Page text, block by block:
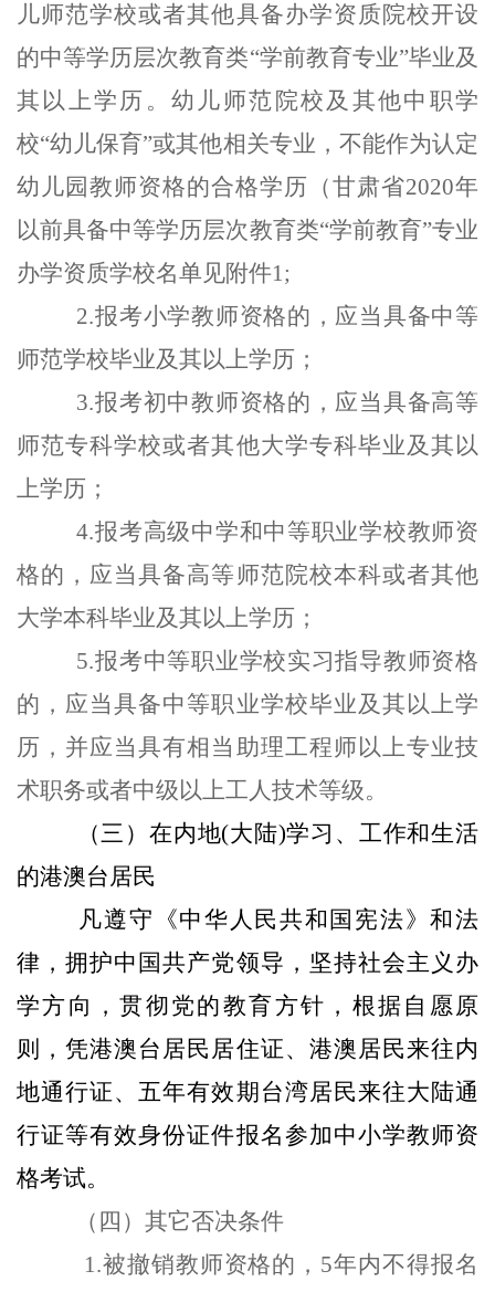
儿师范学校或者其他具备办学资质院校开设
的中等学历层次教育类“学前教育专业”毕业及
其以上学历。幼儿师范院校及其他中职学
校“幼儿保育”或其他相关专业，不能作为认定
幼儿园教师资格的合格学历（甘肃省2020年
以前具备中等学历层次教育类“学前教育”专业
办学资质学校名单见附件1;
2.报考小学教师资格的，应当具备中等
师范学校毕业及其以上学历；
3.报考初中教师资格的，应当具备高等
师范专科学校或者其他大学专科毕业及其以
上学历；
4.报考高级中学和中等职业学校教师资
格的，应当具备高等师范院校本科或者其他
大学本科毕业及其以上学历；
5.报考中等职业学校实习指导教师资格
的，应当具备中等职业学校毕业及其以上学
历，并应当具有相当助理工程师以上专业技
术职务或者中级以上工人技术等级。
（三）在内地(大陆)学习、工作和生活
的港澳台居民
凡遵守《中华人民共和国宪法》和法
律，拥护中国共产党领导，坚持社会主义办
学方向，贯彻党的教育方针，根据自愿原
则，凭港澳台居民居住证、港澳居民来往内
地通行证、五年有效期台湾居民来往大陆通
行证等有效身份证件报名参加中小学教师资
格考试。
（四）其它否决条件
1.被撤销教师资格的，5年内不得报名